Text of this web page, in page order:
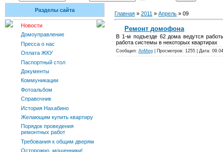
Разделы сайта
Новости
Домоуправление
Пресса о нас
Оплата ЖКУ
Паспортный стол
Документы
Коммуникации
Фотоальбом
Справочник
История Нахабино
Желающим купить квартиру
Порядок проведения
ремонтных работ
Требования к общим дверям
Осторожно, мошенники!
Главная » 2011 » Апрель » 09
Ремонт домофона
В 1-м подъезде 62 дома ведутся
работа системы в некоторых квартирах
Сообщил: AnMeg | Просмотров: 1255 | Дата: